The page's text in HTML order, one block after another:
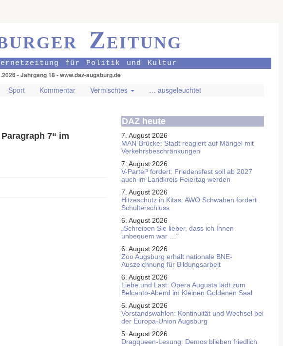
Zeitung
für Politik und Kultur
- Jahrgang 18 - www.daz-augsburg.de
Sport Kommentar Vermischtes … ausgeleuchtet
7“ im
DAZ heute
7. August 2026
MAN-Brücke: Stadt reagiert auf Mängel mit
Verkehrsbeschränkungen
7. August 2026
V-Partei­³ fordert: Friedens­fest soll ab 2027
auch im Land­kreis Feier­tag werden
7. August 2026
Hitzeschutz in Kitas: AWO Schwaben fordert
Schulterschluss
6. August 2026
„Schreiben Sie lieber, dass ich Ihnen
unbequem war …“
6. August 2026
Zoo Augsburg erhält nationale BNE-
Auszeichnung für Bildungsarbeit
6. August 2026
Liebe und Last: Opera Augusta lädt zum
Belcanto-Abend im Kleinen Goldenen Saal
6. August 2026
Vorstandswahlen: Kontinuität und Wechsel bei
der Europa-Union Augsburg
5. August 2026
Dragqueen-Lesung: Demos blieben friedlich